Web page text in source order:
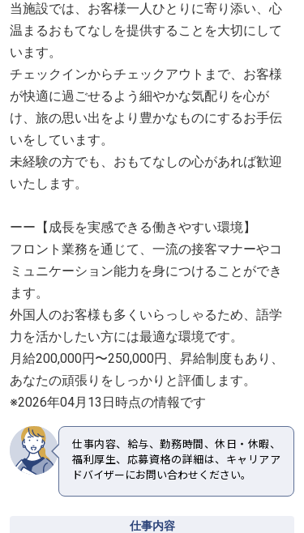
当施設では、お客様一人ひとりに寄り添い、心
温まるおもてなしを提供することを大切にして
います。
チェックインからチェックアウトまで、お客様
が快適に過ごせるよう細やかな気配りを心が
け、旅の思い出をより豊かなものにするお手伝
いをしています。
未経験の方でも、おもてなしの心があれば歓迎
いたします。
ーー【成長を実感できる働きやすい環境】
フロント業務を通じて、一流の接客マナーやコ
ミュニケーション能力を身につけることができ
ます。
外国人のお客様も多くいらっしゃるため、語学
力を活かしたい方には最適な環境です。
月給200,000円〜250,000円、昇給制度もあり、
あなたの頑張りをしっかりと評価します。
※2026年04月13日時点の情報です
仕事内容、給与、勤務時間、休日・休暇、
福利厚生、応募資格の詳細は、キャリアア
ドバイザーにお問い合わせください。
仕事内容